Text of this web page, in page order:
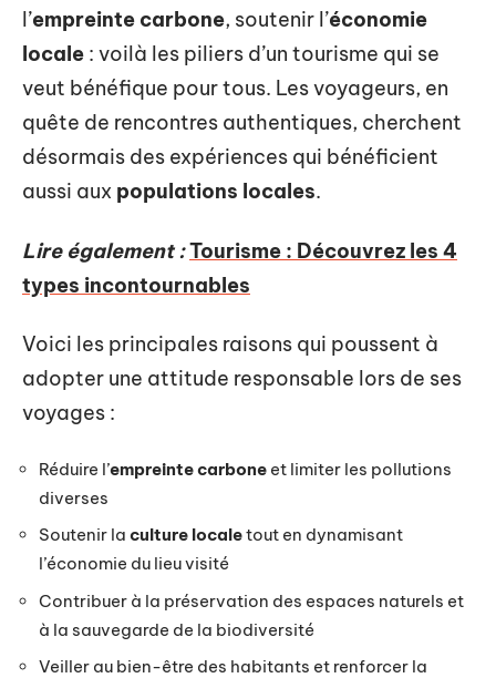
l’empreinte carbone, soutenir l’économie
locale : voilà les piliers d’un tourisme qui se
veut bénéfique pour tous. Les voyageurs, en
quête de rencontres authentiques, cherchent
désormais des expériences qui bénéficient
aussi aux populations locales.
Lire également :Tourisme : Découvrez les 4
types incontournables
Voici les principales raisons qui poussent à
adopter une attitude responsable lors de ses
voyages :
Réduire l’empreinte carbone et limiter les pollutions
diverses
Soutenir la culture localetout en dynamisant
l’économie du lieu visité
Contribuer à la préservation des espaces naturels et
à la sauvegarde de la biodiversité
Veiller au bien-être des habitants et renforcer la